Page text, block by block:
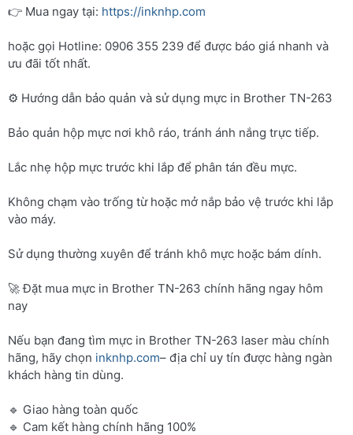
👉 Mua ngay tại: https://inknhp.com
hoặc gọi Hotline: 0906 355 239 để được báo giá nhanh và
ưu đãi tốt nhất.
⚙️ Hướng dẫn bảo quản và sử dụng mực in Brother TN-263
Bảo quản hộp mực nơi khô ráo, tránh ánh nắng trực tiếp.
Lắc nhẹ hộp mực trước khi lắp để phân tán đều mực.
Không chạm vào trống từ hoặc mở nắp bảo vệ trước khi lắp
vào máy.
Sử dụng thường xuyên để tránh khô mực hoặc bám dính.
🚀 Đặt mua mực in Brother TN-263 chính hãng ngay hôm
nay
Nếu bạn đang tìm mực in Brother TN-263 laser màu chính
hãng, hãy chọn inknhp.com– địa chỉ uy tín được hàng ngàn
khách hàng tin dùng.
🔹 Giao hàng toàn quốc
🔹 Cam kết hàng chính hãng 100%